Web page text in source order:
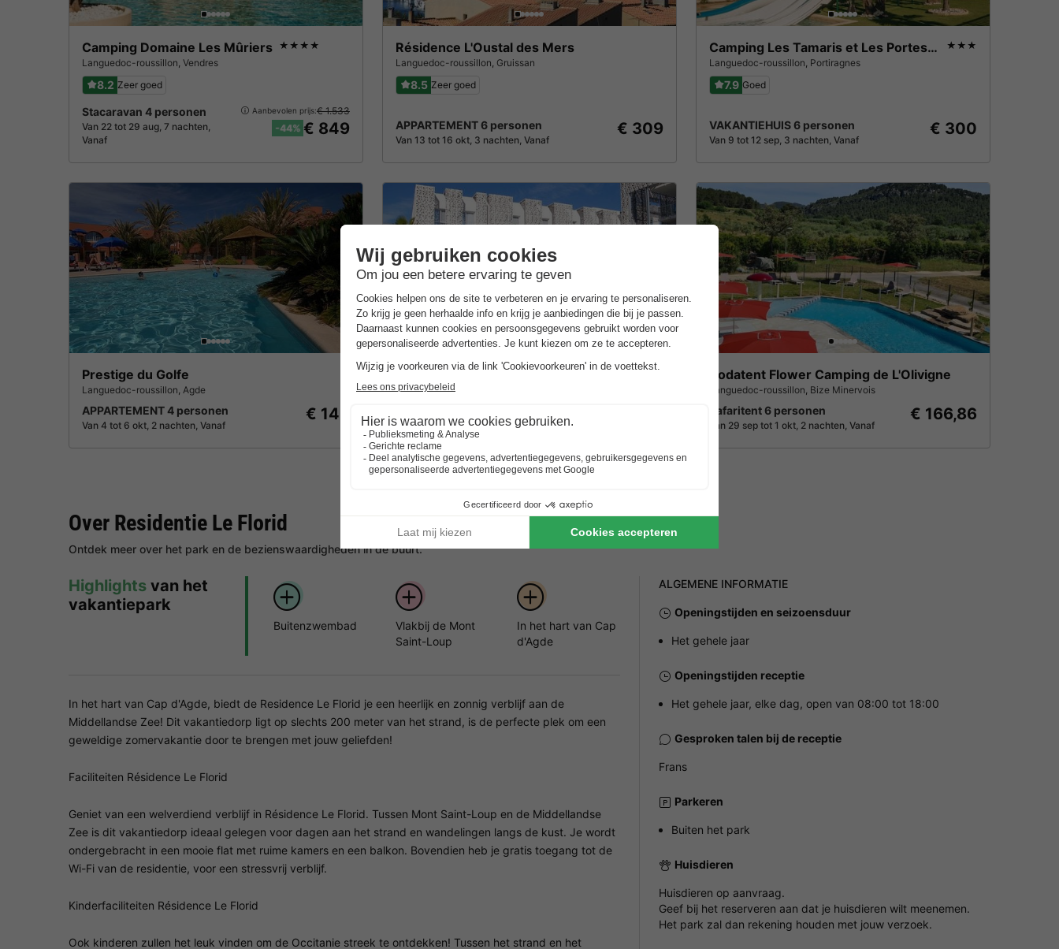
Camping Domaine Les Mûriers ★★★★
Languedoc-roussillon Vendres
8.2 Zeer goed
Stacaravan 4 personen
Van 22 tot 29 aug, 7 nachten,
Vanaf
Aanbevolen prijs:€ 1.533
-44% € 849
Résidence L'Oustal des Mers
Languedoc-roussillon Gruissan
8.5 Zeer goed
APPARTEMENT 6 personen
Van 13 tot 16 okt, 3 nachten, Vanaf
€ 309
Camping Les Tamaris et Les Portes Du Soleil
★★★
Languedoc-roussillon Portiragnes
7.9 Goed
VAKANTIEHUIS 6 personen
Van 9 tot 12 sep, 3 nachten, Vanaf
€ 300
Prestige du Golfe
Languedoc-roussillon Agde
APPARTEMENT 4 personen
Van 4 tot 6 okt, 2 nachten, Vanaf
€ 148
Nakara
Languedoc-roussillon
Van 16 tot 18 sep, 2 nachten, Vanaf
Vodatent Flower Camping de L'Olivigne
Languedoc-roussillon Bize Minervois
Safaritent 6 personen
Van 29 sep tot 1 okt, 2 nachten, Vanaf
€ 166,86
Over Residentie Le Florid
Ontdek meer over het park en de bezienswaardigheden in de buurt.
Highlights van het
vakantiepark
Buitenzwembad
Vlakbij de Mont
Saint-Loup
In het hart van Cap
d'Agde
In het hart van Cap d'Agde, biedt de Residence Le Florid je een heerlijk en zonnig verblijf aan de
Middellandse Zee! Dit vakantiedorp ligt op slechts 200 meter van het strand, is de perfecte plek om een
geweldige zomervakantie door te brengen met jouw geliefden!
Faciliteiten Résidence Le Florid
Geniet van een welverdiend verblijf in Résidence Le Florid. Tussen Mont Saint-Loup en de Middellandse
Zee is dit vakantiedorp ideaal gelegen voor dagen aan het strand en wandelingen langs de kust. Je wordt
ondergebracht in een mooie flat met ruime kamers en een balkon. Bovendien heb je gratis toegang tot de
Wi-Fi van de residentie, voor een stressvrij verblijf.
Kinderfaciliteiten Résidence Le Florid
Ook kinderen zullen het leuk vinden om de Occitanie streek te ontdekken! Tussen het strand en het
ALGEMENE INFORMATIE
Openingstijden en seizoensduur
Het gehele jaar
Openingstijden receptie
Het gehele jaar, elke dag, open van 08:00 tot 18:00
Gesproken talen bij de receptie
Frans
Parkeren
Buiten het park
Huisdieren
Huisdieren op aanvraag.
Geef bij het reserveren aan dat je huisdieren wilt meenemen.
Het park zal dan rekening houden met jouw verzoek.